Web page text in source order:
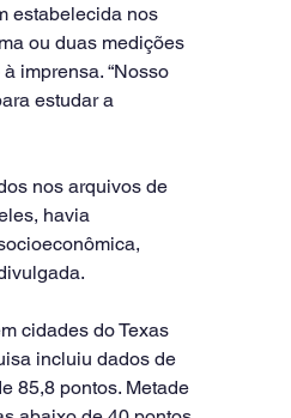
estabelecida nos
ou duas medições
imprensa. “Nosso
estudar a
nos arquivos de
havia
cidades do Texas
incluiu dados de
85,8 pontos. Metade